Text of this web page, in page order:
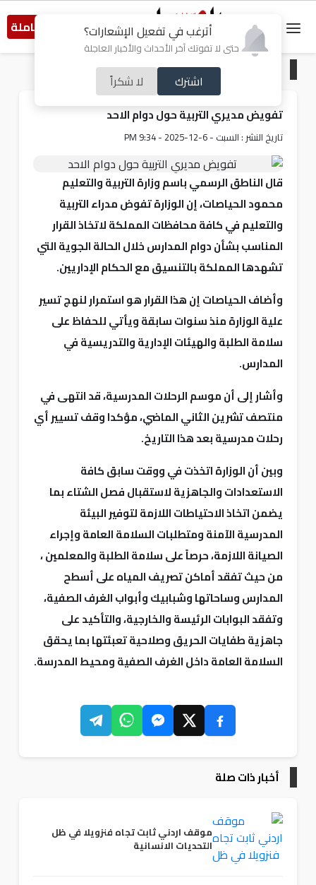
أترغب في تفعيل الإشعارات؟
حتى لا تفوتك آخر الأحداث والأخبار العاجلة
اشترك لا شكراً
النسخة الكاملة
أردنيات
تفويض مديري التربية حول دوام الاحد
تاريخ النشر : السبت - 6-12-2025 - 9:34 PM
قال الناطق الرسمي باسم وزارة التربية والتعليم
محمود الحياصات، إن الوزارة تفوض مدراء التربية
والتعليم في كافة محافظات المملكة لاتخاذ القرار
المناسب بشأن دوام المدارس خلال الحالة الجوية التي
تشهدها المملكة بالتنسيق مع الحكام الإداريين.
وأضاف الحياصات إن هذا القرار هو استمرار لنهج تسير
علية الوزارة منذ سنوات سابقة ويأتي للحفاظ على
سلامة الطلبة والهيئات الإدارية والتدريسية في
المدارس.
وأشار إلى أن موسم الرحلات المدرسية، قد انتهى في
منتصف تشرين الثاني الماضي، مؤكدا وقف تسيير أي
رحلات مدرسية بعد هذا التاريخ.
وبين أن الوزارة اتخذت في ووقت سابق كافة
الاستعدادات والجاهزية لاستقبال فصل الشتاء بما
يضمن اتخاذ الاحتياطات اللازمة لتوفير البيئة
المدرسية الآمنة ومتطلبات السلامة العامة وإجراء
الصيانة اللازمة، حرصاً على سلامة الطلبة والمعلمين ،
من حيث تفقد أماكن تصريف المياه على أسطح
المدارس وساحاتها وشبابيك وأبواب الغرف الصفية،
وتفقد البوابات الرئيسة والخارجية، والتأكيد على
جاهزية طفايات الحريق وصلاحية تعبئتها بما يحقق
السلامة العامة داخل الغرف الصفية ومحيط المدرسة.
أخبار ذات صلة
موقف اردني ثابت تجاه فنزويلا في ظل
التحديات الانسانية